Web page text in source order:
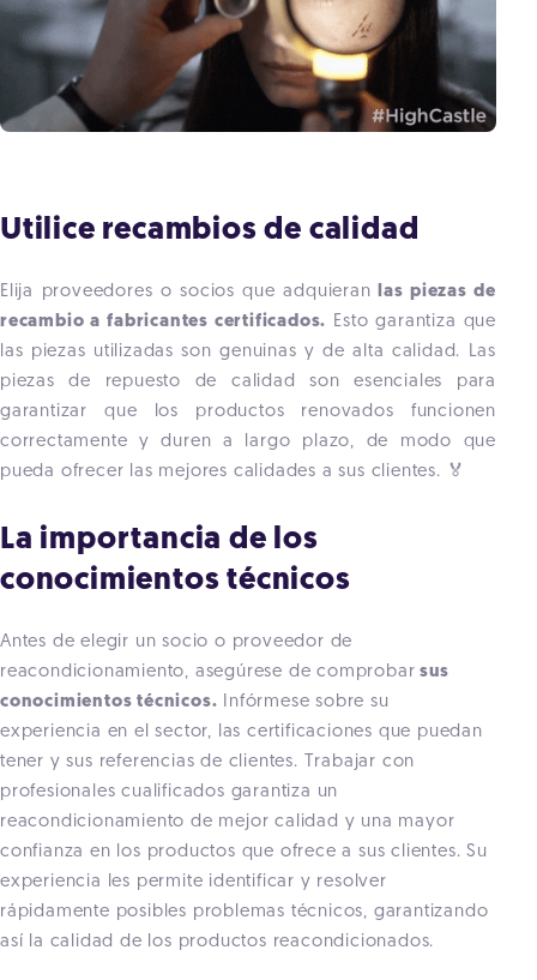
Utilice recambios de calidad
Elija proveedores o socios que adquieran las piezas de
recambio a fabricantes certificados. Esto garantiza que
las piezas utilizadas son genuinas y de alta calidad. Las
piezas de repuesto de calidad son esenciales para
garantizar que los productos renovados funcionen
correctamente y duren a largo plazo, de modo que
pueda ofrecer las mejores calidades a sus clientes. 🏅
La importancia de los
conocimientos técnicos
Antes de elegir un socio o proveedor de
reacondicionamiento, asegúrese de comprobar sus
conocimientos técnicos. Infórmese sobre su
experiencia en el sector, las certificaciones que puedan
tener y sus referencias de clientes. Trabajar con
profesionales cualificados garantiza un
reacondicionamiento de mejor calidad y una mayor
confianza en los productos que ofrece a sus clientes. Su
experiencia les permite identificar y resolver
rápidamente posibles problemas técnicos, garantizando
así la calidad de los productos reacondicionados.